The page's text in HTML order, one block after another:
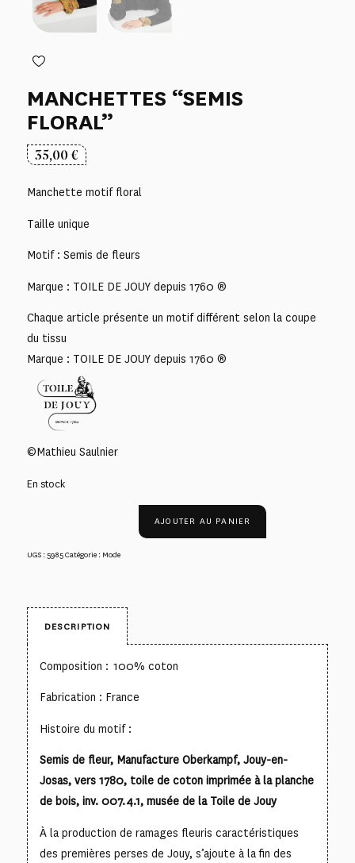
MANCHETTES “SEMIS
FLORAL”
35,00€
Manchette motif floral
Taille unique
Motif : Semis de fleurs
Marque : TOILE DE JOUY depuis 1760 ®
Chaque article présente un motif différent selon la coupe
du tissu
Marque : TOILE DE JOUY depuis 1760 ®
©Mathieu Saulnier
En stock
AJOUTER AU PANIER
UGS : 5985Catégorie : Mode
DESCRIPTION
Composition : 100% coton
Fabrication : France
Histoire du motif :
Semis de fleur, Manufacture Oberkampf, Jouy-en-
Josas, vers 1780, toile de coton imprimée à la planche
de bois, inv. 007.4.1, musée de la Toile de Jouy
À la production de ramages fleuris caractéristiques
des premières perses de Jouy, s’ajoute à la fin des